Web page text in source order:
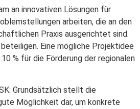
an innovativen Lösungen für
arbeiten, die an den
Praxis ausgerichtet sind.
Eine mögliche Projektidee
% für die Förderung der regionalen
Grundsätzlich stellt die
Möglichkeit dar, um konkrete